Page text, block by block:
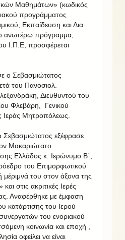
Μαθημάτων» (κωδικός
προγράμματος
Εκπαίδευση και Δια
ανωτέρω πρόγραμμα,
Ι.Π.Ε, προσφέρεται
ο Σεβασμιώτατος
του Πανοσιολ.
Διευθυντού του
Φλεβάρη, Γενικού
Ιεράς Μητροπόλεως.
Σεβασμιώτατος εξέφρασε
Μακαριώτατο
Ελλάδος κ. Ιερώνυμο Β΄,
του Επιμορφωτικού
μέριμνά του στον άξονα της
στις ακριτικές Ιερές
Αναφέρθηκε με έμφαση
κατάρτισης του Ιερού
του ενοριακού
κοινωνία και εποχή ,
οφείλει να είναι